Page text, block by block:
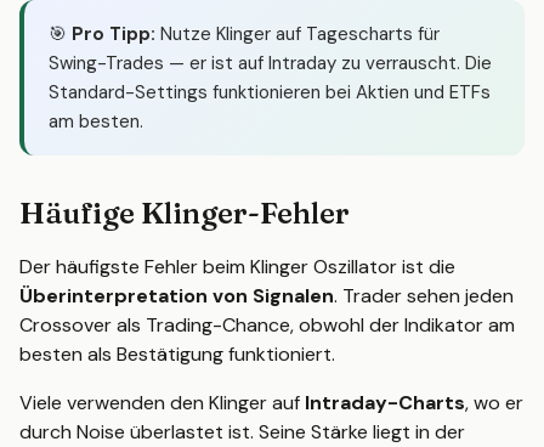
🎯 Pro Tipp: Nutze Klinger auf Tagescharts für
Swing-Trades — er ist auf Intraday zu verrauscht. Die
Standard-Settings funktionieren bei Aktien und ETFs
am besten.
Häufige Klinger-Fehler
Der häufigste Fehler beim Klinger Oszillator ist die
Überinterpretation von Signalen. Trader sehen jeden
Crossover als Trading-Chance, obwohl der Indikator am
besten als Bestätigung funktioniert.
Viele verwenden den Klinger auf Intraday-Charts, wo er
durch Noise überlastet ist. Seine Stärke liegt in der